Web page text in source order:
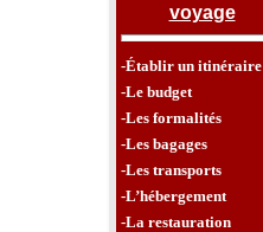
voyage
-Établir un itinéraire
-Le budget
-Les formalités
-Les bagages
-Les transports
-L’hébergement
-La restauration